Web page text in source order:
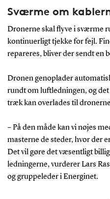
Sværme om
Dronerne skal flyve i sværme
kontinuerligt tjekke for fejl.
repareres, bliver der sendt en
Dronen genoplader
rundt om luftledningen, og
træk kan overlades til
– På den måde kan vi nøjes
masterne de steder, hvor der
Det vil gøre det væsentligt
ledningerne, vurderer Lars
og gruppeleder i Energinet.